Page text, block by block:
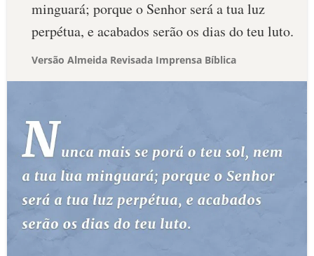
minguará; porque o Senhor será a tua luz
perpétua, e acabados serão os dias do teu luto.
Versão Almeida Revisada Imprensa Bíblica